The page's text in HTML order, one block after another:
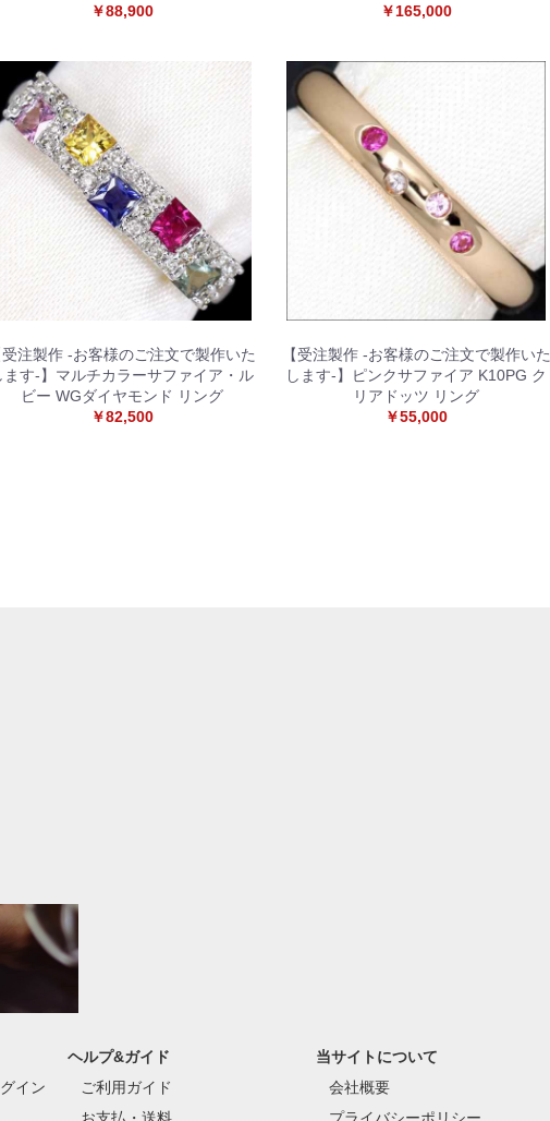
￥88,900
￥165,000
受注製作 -お客様のご注文で製作いた
ます-】マルチカラーサファイア・ル
ビー WGダイヤモンド リング
￥82,500
【受注製作 -お客様のご注文で製作いた
します-】ピンクサファイア K10PG ク
リアドッツ リング
￥55,000
イン
ヘルプ&ガイド
ご利用ガイド
当サイトについて
会社概要